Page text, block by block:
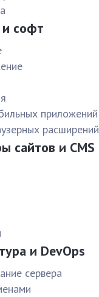
софт
приложений
расширений
сайтов и CMS
и DevOps
сервера